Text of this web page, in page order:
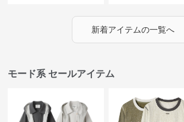
カバー・大人モード
新着アイテムの一覧へ
モード系 セールアイテム